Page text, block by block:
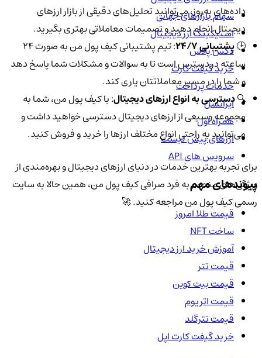
داده‌های به‌روز، می‌توانید تحلیل‌های دقیقی از بازار ارزهای
دیجیتال انجام دهید و تصمیمات معاملاتی بهتری بگیرید.
🕒پشتیبانی 24/7
: تیم پشتیبانی کیف پول من به صورت 24
ساعته در دسترس است تا به سوالات و مشکلات شما پاسخ دهد
و شما را در مسیر معاملاتتان یاری کند.
🔍دسترسی به انواع ارزهای دیجیتال: با کیف پول من، شما به
مجموعه وسیعی از ارزهای دیجیتال دسترسی خواهید داشت و
می‌توانید به راحتی انواع مختلف ارزها را خرید و فروش کنید.
برای تجربه بهترین خدمات در دنیای ارزهای دیجیتال و بهره‌مندی از
ویژگی‌های منحصر به فرد صرافی کیف پول من، همین حالا به سایت
رسمی کیف پول من مراجعه کنید. 🚀
سهام بازارهای جهانی
استیکینگ ارز دیجیتال
دکس پلاس
خرید گیفت کارت
خدمات پرداخت
ایرانسل
همراه اول
ارزهای پیش لیست
سرویس های API
پیوندهای مهم
قیمت طلا امروز
ساخت NFT
آموزش خرید ارز دیجیتال
قیمت تتر
قیمت بیت کوین
قیمت اتریوم
قیمت تترگلد
خرید گیفت کارت اپل